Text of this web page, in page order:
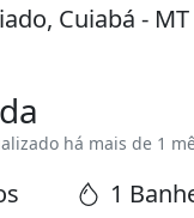
Cuiabá - MT
há mais de 1
1